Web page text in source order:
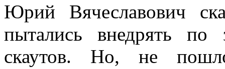
Юрий Вячеславович
пытались внедрять по
скаутов. Но, не